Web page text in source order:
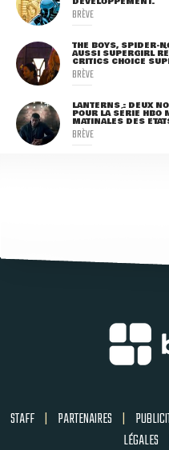
BRÈVE
THE BOYS, SPIDER-
AUSSI SUPERGIRL
CRITICS CHOICE
BRÈVE
LANTERNS : DEUX
POUR LA SÉRIE HBO
MATINALES DES
BRÈVE
STAFF | PARTENAIRES |
LÉGALES